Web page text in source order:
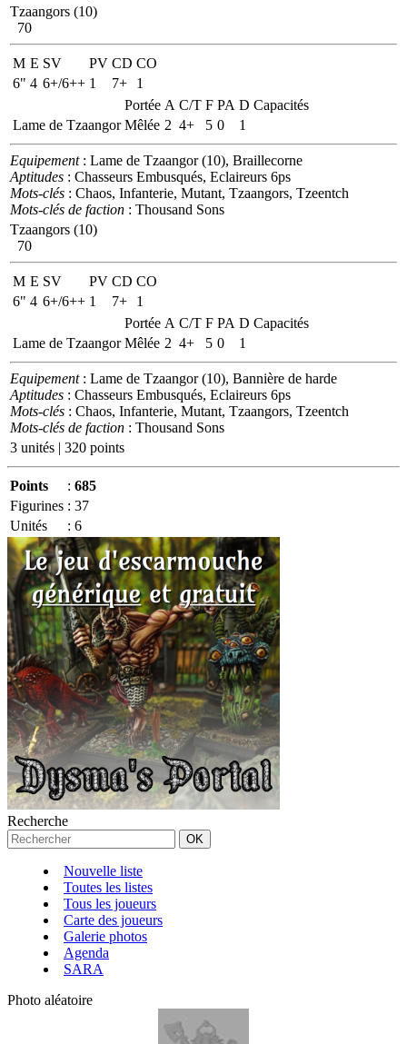
Tzaangors (10)
70
M E SV PV CD CO
6" 4 6+/6++ 1 7+
1
Portée A C/T F PA D Capacités
Lame de Tzaangor Mêlée 2 4+ 5 0 1
Equipement: Lame de Tzaangor (10), Braillecorne
Aptitudes : Chasseurs Embusqués, Eclaireurs 6ps
Mots-clés : Chaos, Infanterie, Mutant, Tzaangors, Tzeentch
Mots-clés de faction : Thousand Sons
Tzaangors (10)
70
M E SV PV CD CO
6" 4 6+/6++ 1 7+
1
Portée A C/T F PA D Capacités
Lame de Tzaangor Mêlée 2 4+ 5 0 1
Equipement: Lame de Tzaangor (10), Bannière de harde
Aptitudes : Chasseurs Embusqués, Eclaireurs 6ps
Mots-clés : Chaos, Infanterie, Mutant, Tzaangors, Tzeentch
Mots-clés de faction : Thousand Sons
3 unités | 320 points
Points : 685
Figurines : 37
Unités
: 6
Recherche
Nouvelle liste
Toutes les listes
Tous les joueurs
Carte des joueurs
Galerie photos
Agenda
SARA
Photo aléatoire